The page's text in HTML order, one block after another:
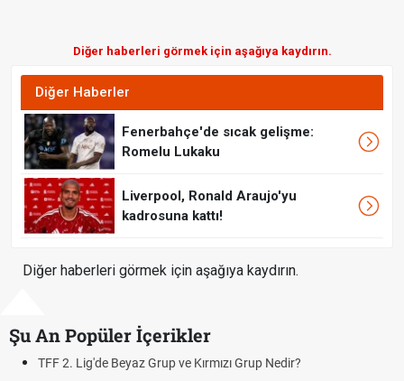
Diğer haberleri görmek için aşağıya kaydırın.
Diğer Haberler
Fenerbahçe'de sıcak gelişme:
Romelu Lukaku
Liverpool, Ronald Araujo'yu
kadrosuna kattı!
Diğer haberleri görmek için aşağıya kaydırın.
Şu An Popüler İçerikler
Beyaz Grup ve Kırmızı Grup Nedir?